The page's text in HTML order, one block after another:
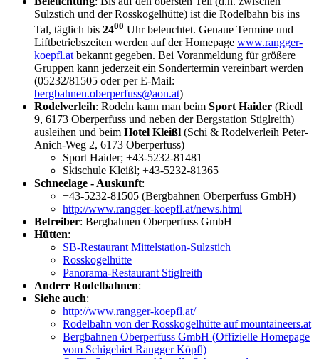
Sulzstich und der Rosskogelhütte) ist die Rodelbahn bis ins
Tal, täglich bis 2400 Uhr beleuchtet. Genaue Termine und
Liftbetriebszeiten werden auf der Homepage www.rangger-
koepfl.at bekannt gegeben. Bei Voranmeldung für größere
Gruppen kann jederzeit ein Sondertermin vereinbart werden
(05232/81505 oder per E-Mail:
bergbahnen.oberperfuss@aon.at)
Rodelverleih: Rodeln kann man beim Sport Haider (Riedl
9, 6173 Oberperfuss und neben der Bergstation Stiglreith)
ausleihen und beim Hotel Kleißl (Schi & Rodelverleih Peter-
Anich-Weg 2, 6173 Oberperfuss)
Sport Haider; +43-5232-81481
Skischule Kleißl; +43-5232-81365
Schneelage - Auskunft:
+43-5232-81505 (Bergbahnen Oberperfuss GmbH)
http://www.rangger-koepfl.at/news.html
Betreiber: Bergbahnen Oberperfuss GmbH
Hütten:
SB-Restaurant Mittelstation-Sulzstich
Rosskogelhütte
Panorama-Restaurant Stiglreith
Andere Rodelbahnen:
Siehe auch:
http://www.rangger-koepfl.at/
Rodelbahn von der Rosskogelhütte auf mountaineers.at
Bergbahnen Oberperfuss GmbH (Offizielle Homepage
vom Schigebiet Rangger Köpfl)